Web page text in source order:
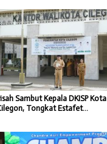
Sambut Kepala DKISP Kota
Tongkat Estafet